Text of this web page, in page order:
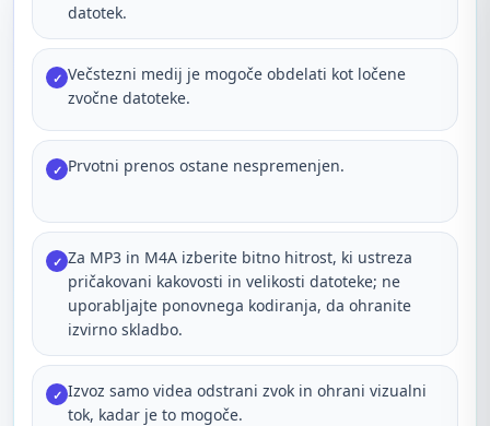
datotek.
✓ Večstezni medij je mogoče obdelati kot ločene
zvočne datoteke.
✓ Prvotni prenos ostane nespremenjen.
✓ Za MP3 in M4A izberite bitno hitrost, ki ustreza
pričakovani kakovosti in velikosti datoteke; ne
uporabljajte ponovnega kodiranja, da ohranite
izvirno skladbo.
✓ Izvoz samo videa odstrani zvok in ohrani vizualni
tok, kadar je to mogoče.